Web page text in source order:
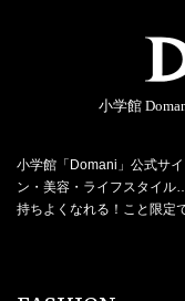
小学館
小学館「Domani」公式サ
ン・美容・ライフスタイル
持ちよくなれる！こと限定